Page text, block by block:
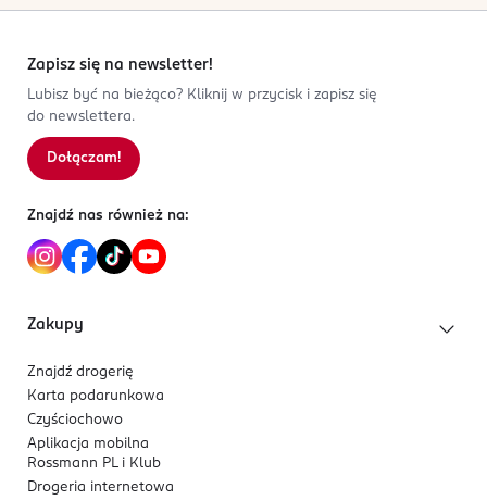
Zapisz się na newsletter!
Lubisz być na bieżąco? Kliknij w przycisk i zapisz się
do newslettera.
Dołączam!
Znajdź nas również na:
Zakupy
Znajdź drogerię
Karta podarunkowa
Czyściochowo
Aplikacja mobilna
Rossmann PL i Klub
Drogeria internetowa